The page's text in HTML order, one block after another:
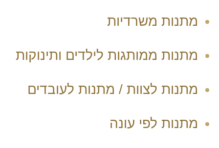
מתנות משרדיות
מתנות ממותגות לילדים ותינוקות
מתנות לצוות / מתנות לעובדים
מתנות לפי עונה